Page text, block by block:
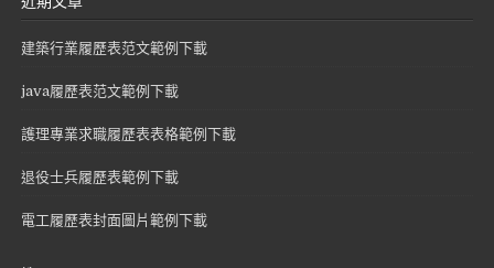
建築行業履歷表范文範例下載
java履歷表范文範例下載
護理專業求職履歷表表格範例下載
退役士兵履歷表範例下載
電工履歷表封面圖片範例下載